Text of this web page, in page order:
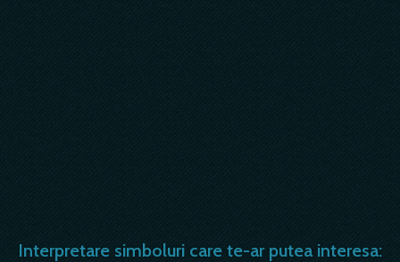
Interpretare simboluri care te-ar putea interesa: